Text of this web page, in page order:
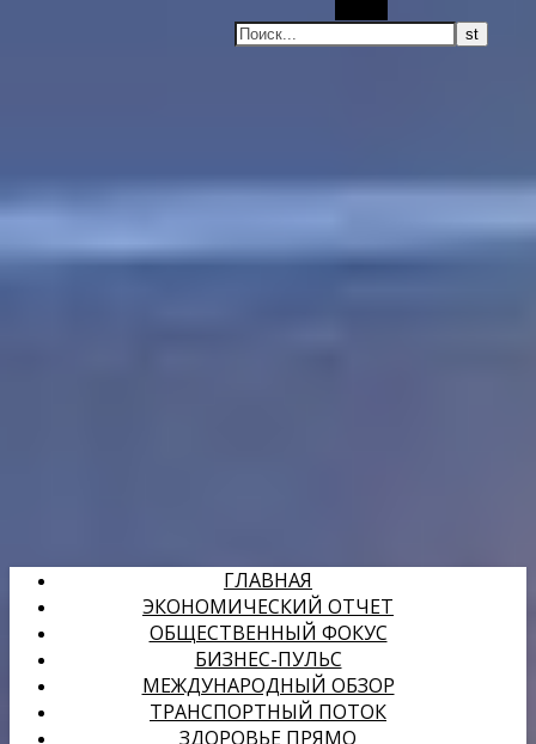
ГЛАВНАЯ
ЭКОНОМИЧЕСКИЙ ОТЧЕТ
ОБЩЕСТВЕННЫЙ ФОКУС
БИЗНЕС-ПУЛЬС
МЕЖДУНАРОДНЫЙ ОБЗОР
ТРАНСПОРТНЫЙ ПОТОК
ЗДОРОВЬЕ ПРЯМО